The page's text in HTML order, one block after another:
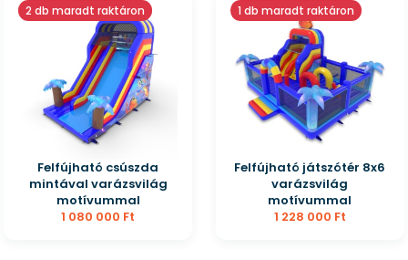
2 db maradt raktáron
Felfújható csúszda
mintával varázsvilág
motívummal
1 080 000 Ft
1 db maradt raktáron
Felfújható játszótér 8x6
varázsvilág
motívummal
1 228 000 Ft